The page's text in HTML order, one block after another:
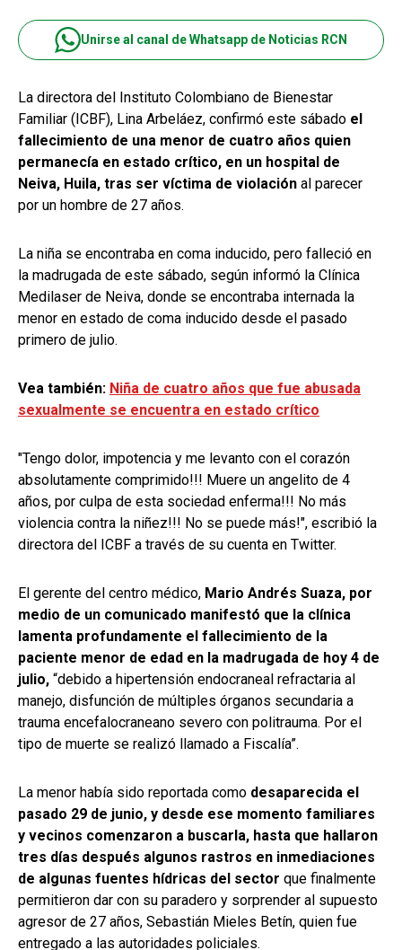
Unirse al canal de Whatsapp de Noticias RCN
La directora del Instituto Colombiano de Bienestar
Familiar (ICBF), Lina Arbeláez, confirmó este sábado el
fallecimiento de una menor de cuatro años quien
permanecía en estado crítico, en un hospital de
Neiva, Huila, tras ser víctima de violación al parecer
por un hombre de 27 años.
La niña se encontraba en coma inducido, pero falleció en
la madrugada de este sábado, según informó la Clínica
Medilaser de Neiva, donde se encontraba internada la
menor en estado de coma inducido desde el pasado
primero de julio.
Vea también: Niña de cuatro años que fue abusada
sexualmente se encuentra en estado crítico
"Tengo dolor, impotencia y me levanto con el corazón
absolutamente comprimido!!! Muere un angelito de 4
años, por culpa de esta sociedad enferma!!! No más
violencia contra la niñez!!! No se puede más!", escribió la
directora del ICBF a través de su cuenta en Twitter.
El gerente del centro médico, Mario Andrés Suaza, por
medio de un comunicado manifestó que la clínica
lamenta profundamente el fallecimiento de la
paciente menor de edad en la madrugada de hoy 4 de
julio, “debido a hipertensión endocraneal refractaria al
manejo, disfunción de múltiples órganos secundaria a
trauma encefalocraneano severo con politrauma. Por el
tipo de muerte se realizó llamado a Fiscalía”.
La menor había sido reportada como desaparecida el
pasado 29 de junio, y desde ese momento familiares
y vecinos comenzaron a buscarla, hasta que hallaron
tres días después algunos rastros en inmediaciones
de algunas fuentes hídricas del sector que finalmente
permitieron dar con su paradero y sorprender al supuesto
agresor de 27 años, Sebastián Mieles Betín, quien fue
entregado a las autoridades policiales.